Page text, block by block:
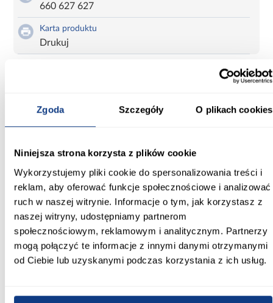
Zgoda Szczegóły O plikach cookies
Niniejsza strona korzysta z plików cookie
Wykorzystujemy pliki cookie do spersonalizowania treści i
reklam, aby oferować funkcje społecznościowe i analizować
ruch w naszej witrynie. Informacje o tym, jak korzystasz z
naszej witryny, udostępniamy partnerom
społecznościowym, reklamowym i analitycznym. Partnerzy
mogą połączyć te informacje z innymi danymi otrzymanymi
od Ciebie lub uzyskanymi podczas korzystania z ich usług.
660 627 627
Karta produktu
Drukuj
Informacje Transport
Szerokość [cm]:
170.00
Głębokość [cm]:
45.00
Wysokość [cm]:
205.20